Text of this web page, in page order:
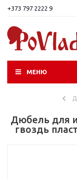
+373 797 2222 9
МЕНЮ
Дюбель для
гвоздь